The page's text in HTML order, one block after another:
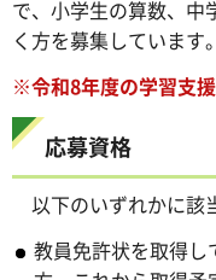
で、小学生の算数、中
く方を募集しています。
※令和8年度の学習支
応募資格
以下のいずれかに該
教員免許状を取得